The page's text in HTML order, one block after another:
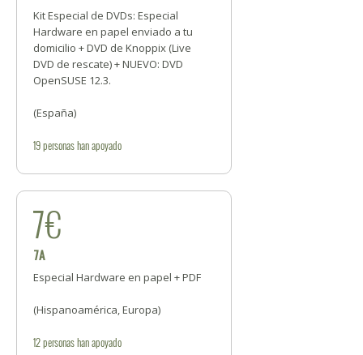
Kit Especial de DVDs: Especial
Hardware en papel enviado a tu
domicilio + DVD de Knoppix (Live
DVD de rescate) + NUEVO: DVD
OpenSUSE 12.3.
(España)
19personashan apoyado
7€
7A
Especial Hardware en papel + PDF
(Hispanoamérica, Europa)
12personashan apoyado